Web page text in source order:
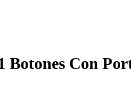
Botones Con